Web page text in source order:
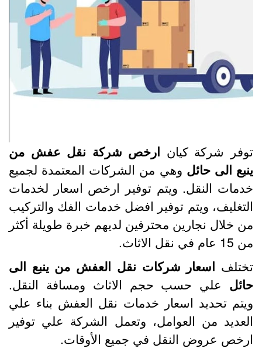
شركة كيانارخص شركة نقل عفش من
الى حائلوهي من الشركات المعتمدة لجميع
النقل. ويتم توفير ارخص اسعار لخدمات
ويتم توفير افضل خدمات الفك والتركيب
خلال نجارين محترفين لديهم خبرة طويلة أكثر
في نقل الاثاث.
اسعار شركات نقل العفش من ينبع الى
علي حسب حجم الاثاث ومسافة النقل.
تحديد اسعار خدمات نقل العفش بناء علي
من العوامل، وتعمل الشركة علي توفير
عروض النقل في جميع الأوقات.